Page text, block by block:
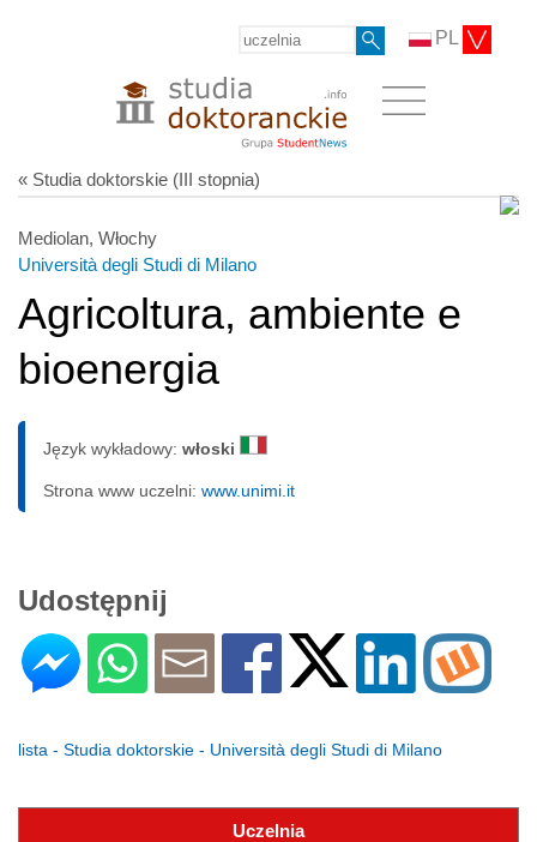
PL
« Studia doktorskie (III stopnia)
Mediolan, Włochy
Università degli Studi di Milano
Agricoltura, ambiente e
bioenergia
Język wykładowy: włoski
Strona www uczelni: www.unimi.it
Udostępnij
lista - Studia doktorskie - Università degli Studi di Milano
Uczelnia